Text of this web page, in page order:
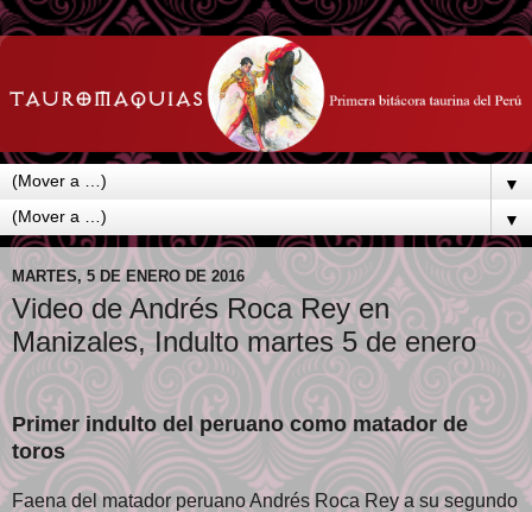
▼
▼
MARTES, 5 DE ENERO DE 2016
Video de Andrés Roca Rey en
Manizales, Indulto martes 5 de enero
Primer indulto del peruano como matador de
toros
Faena del matador peruano Andrés Roca Rey a su segundo